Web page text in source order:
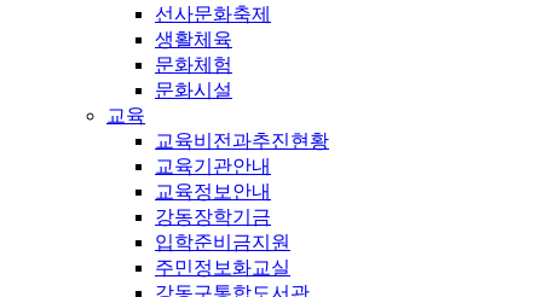
선사문화축제
생활체육
문화체험
문화시설
교육
교육비전과추진현황
교육기관안내
교육정보안내
강동장학기금
입학준비금지원
주민정보화교실
강동구통합도서관